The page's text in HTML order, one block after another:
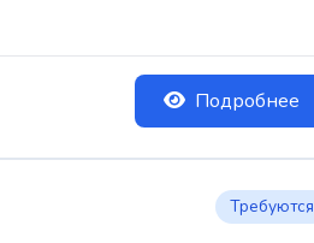
Подробнее
Требуются